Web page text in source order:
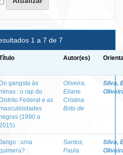
1 a 7 de 7
Autor(es)
Do gangsta às
: o rap do
Distrito Federal e as
(1990 a
Oliveira,
Eliane
Cristina
Brito de
Silva,
: uma
:
Santos,
Paula
Silva,